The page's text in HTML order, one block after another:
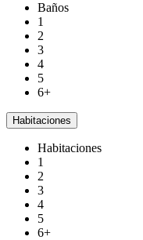
Baños
1
2
3
4
5
6+
Habitaciones
Habitaciones
1
2
3
4
5
6+